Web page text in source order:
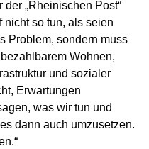
der „Rheinischen Post“
nicht so tun, als seien
Problem, sondern muss
Wohnen,
und sozialer
Erwartungen
was wir tun und
dann auch umzusetzen.